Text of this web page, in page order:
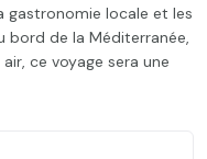
gastronomie locale et les
bord de la Méditerranée,
ce voyage sera une